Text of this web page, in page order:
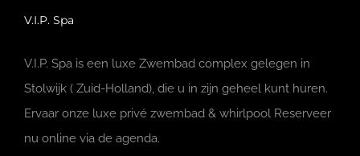
V.I.P. Spa
V.I.P. Spa is een luxe Zwembad complex gelegen in
Stolwijk ( Zuid-Holland), die u in zijn geheel kunt huren.
Ervaar onze luxe privé zwembad & whirlpool Reserveer
nu online via de agenda.